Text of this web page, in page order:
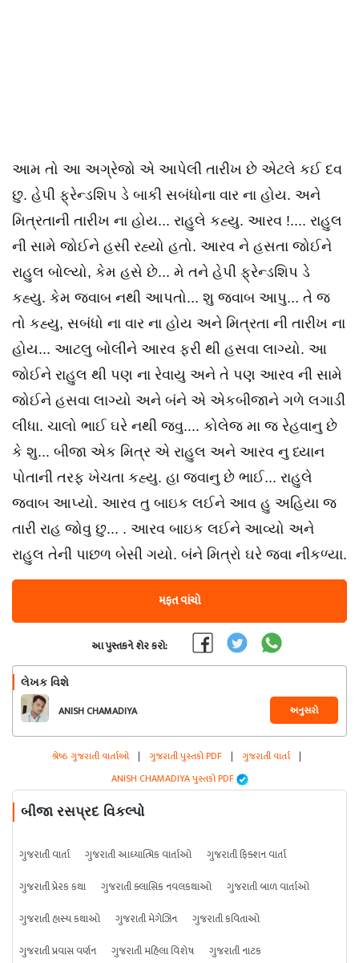
આમ તો આ અગ્રેજો એ આપેલી તારીખ છે એટલે કઈ દવ
છુ. હેપી ફ્રેન્ડશિપ ડે બાકી સબંધોના વાર ના હોય. અને
મિત્રતાની તારીખ ના હોય... રાહુલે કહ્યુ. આરવ !.... રાહુલ
ની સામે જોઈને હસી રહ્યો હતો. આરવ ને હસતા જોઈને
રાહુલ બોલ્યો, કેમ હસે છે... મે તને હેપી ફ્રેન્ડશિપ ડે
કહ્યુ. કેમ જવાબ નથી આપતો... શુ જવાબ આપુ... તે જ
તો કહ્યુ, સબંધો ના વાર ના હોય અને મિત્રતા ની તારીખ ના
હોય... આટલુ બોલીને આરવ ફરી થી હસવા લાગ્યો. આ
જોઈને રાહુલ થી પણ ના રેવાયુ અને તે પણ આરવ ની સામે
જોઈને હસવા લાગ્યો અને બંને એ એકબીજાને ગળે લગાડી
લીધા. ચાલો ભાઈ ઘરે નથી જવુ.... કોલેજ મા જ રેહવાનુ છે
કે શુ... બીજા એક મિત્ર એ રાહુલ અને આરવ નુ ધ્યાન
પોતાની તરફ ખેચતા કહ્યુ. હા જવાનુ છે ભાઈ... રાહુલે
જવાબ આપ્યો. આરવ તુ બાઇક લઈને આવ હુ અહિયા જ
તારી રાહ જોવુ છુ... . આરવ બાઇક લઈને આવ્યો અને
રાહુલ તેની પાછળ બેસી ગયો. બંને મિત્રો ઘરે જવા નીકળ્યા.
મફત વાંચો
આ પુસ્તકને શેર કરો:
લેખક વિશે
ANISH CHAMADIYA અનુસરો
શ્રેષ્ઠ ગુજરાતી વાર્તાઓ | ગુજરાતી પુસ્તકો PDF | ગુજરાતી વાર્તા |
ANISH CHAMADIYA પુસ્તકો PDF
બીજા રસપ્રદ વિકલ્પો
ગુજરાતી વાર્તા ગુજરાતી આધ્યાત્મિક વાર્તાઓ
ગુજરાતી ફિક્શન વાર્તા
ગુજરાતી પ્રેરક કથા
ગુજરાતી ક્લાસિક નવલકથાઓ
ગુજરાતી બાળ વાર્તાઓ
ગુજરાતી હાસ્ય કથાઓ
ગુજરાતી મેગેઝિન
ગુજરાતી કવિતાઓ
ગુજરાતી પ્રવાસ વર્ણન
ગુજરાતી મહિલા વિશેષ ગુજરાતી નાટક